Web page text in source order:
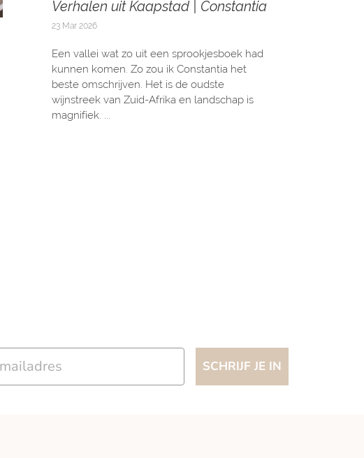
Verhalen uit Kaapstad | Constantia
23 Mar 2026
Een vallei wat zo uit een sprookjesboek had
kunnen komen. Zo zou ik Constantia het
beste omschrijven. Het is de oudste
wijnstreek van Zuid-Afrika en landschap is
magnifiek. ...
SCHRIJF JE IN